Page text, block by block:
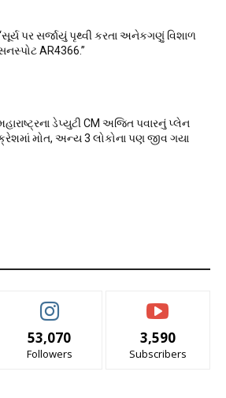
પર સર્જાયું પૃથ્વી કરતા અનેકગણું વિશાળ
AR4366.”
ડેપ્યુટી CM અજિત પવારનું પ્લેન
મોત, અન્ય 3 લોકોના પણ જીવ ગયા
53,070
Followers
3,590
Subscribers